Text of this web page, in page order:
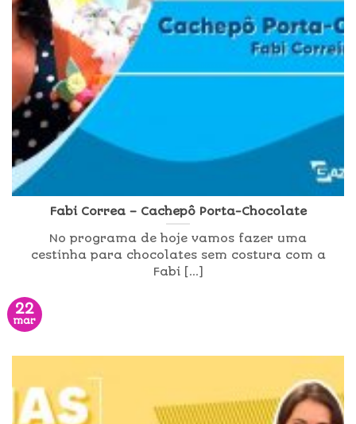
Fabi Correa – Cachepô Porta-Chocolate
No programa de hoje vamos fazer uma
cestinha para chocolates sem costura com a
Fabi [...]
22
mar